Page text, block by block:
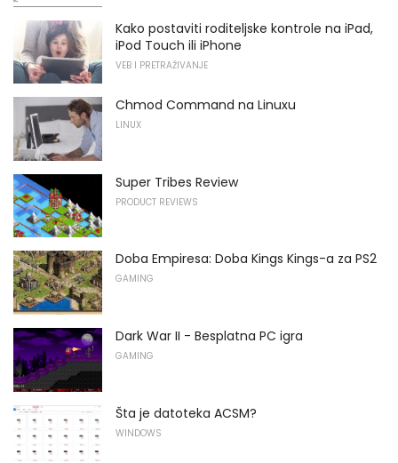
Kako postaviti roditeljske kontrole na iPad,
iPod Touch ili iPhone
VEB I PRETRAŽIVANJE
Chmod Command na Linuxu
LINUX
Super Tribes Review
PRODUCT REVIEWS
Doba Empiresa: Doba Kings Kings-a za PS2
GAMING
Dark War II - Besplatna PC igra
GAMING
Šta je datoteka ACSM?
WINDOWS